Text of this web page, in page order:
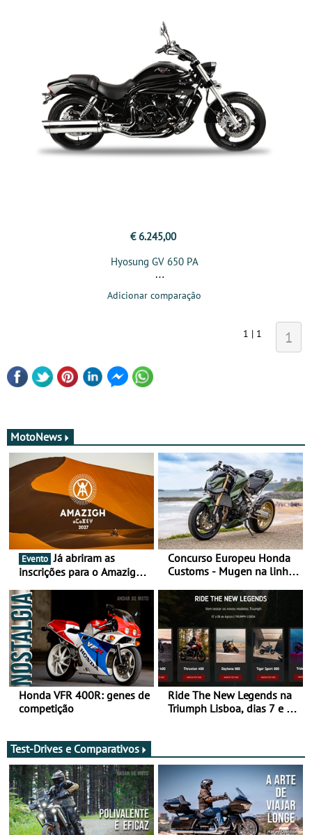
€ 6.245,00
Hyosung GV 650 PA
Adicionar comparação
1 | 1 1
MotoNews
Evento Já abriram as
inscrições para o Amazigh
Marrocos, de 23 abril a 1
maio - The ultimate
experience in Morocco
Concurso Europeu Honda
Customs - Mugen na linha
ganhar
Honda VFR 400R: genes de
competição
Ride The New Legends na
Triumph Lisboa, dias 7 e 8
Test-Drives e Comparativos